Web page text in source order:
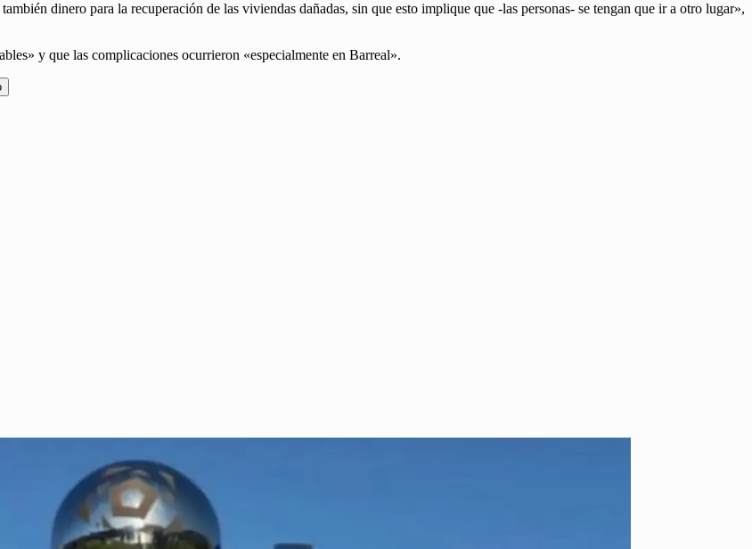
dinero para la recuperación de las viviendas dañadas, sin que esto implique que -las personas- se tengan que ir a otro lugar»,
y que las complicaciones ocurrieron «especialmente en Barreal».